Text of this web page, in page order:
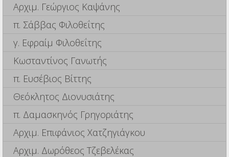
Αρχιμ. Γεώργιος Καψάνης
π. Σάββας Φιλοθεΐτης
γ. Εφραίμ Φιλοθεΐτης
Κωσταντίνος Γανωτής
π. Ευσέβιος Βίττης
Θεόκλητος Διονυσιάτης
π. Δαμασκηνός Γρηγοριάτης
Αρχιμ. Επιφάνιος Χατζηγιάγκου
Αρχιμ. Δωρόθεος Τζεβελέκας